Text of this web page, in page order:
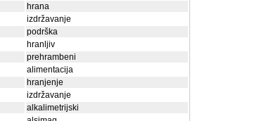
hrana
izdržavanje
podrška
hranljiv
prehrambeni
alimentacija
hranjenje
izdržavanje
alkalimetrijski